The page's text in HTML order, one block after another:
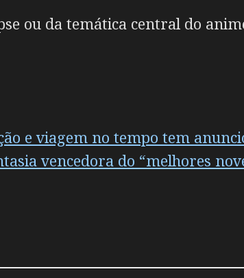
ou da temática central do
e viagem no tempo tem
vencedora do “melhores